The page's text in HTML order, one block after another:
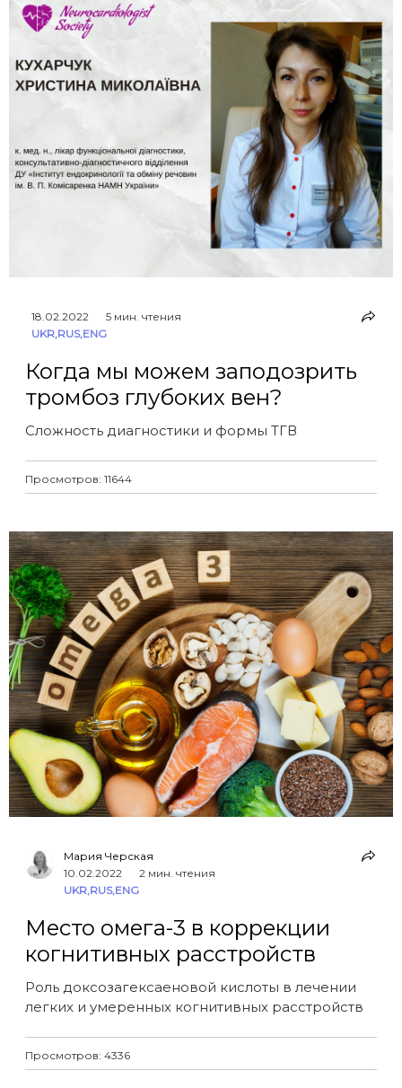
18.02.2022
5 мин. чтения
UKR,RUS,ENG
Когда мы можем заподозрить
тромбоз глубоких вен?
Сложность диагностики и формы ТГВ
Просмотров: 11644
Мария Черская
10.02.2022
2 мин. чтения
UKR,RUS,ENG
Место омега-3 в коррекции
когнитивных расстройств
Роль докcозагексаеновой кислоты в лечении
легких и умеренных когнитивных расстройств
Просмотров: 4336